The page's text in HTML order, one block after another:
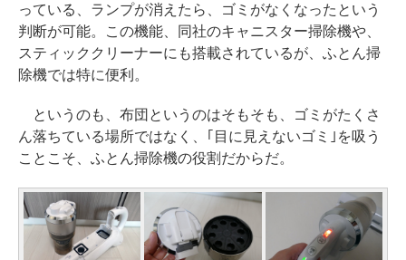
っている、ランプが消えたら、ゴミがなくなったという
判断が可能。この機能、同社のキャニスター掃除機や、
スティッククリーナーにも搭載されているが、ふとん掃
除機では特に便利。
というのも、布団というのはそもそも、ゴミがたくさ
ん落ちている場所ではなく、｢目に見えないゴミ｣を吸う
ことこそ、ふとん掃除機の役割だからだ。